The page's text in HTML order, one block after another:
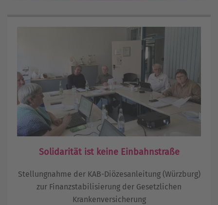
Solidarität ist keine Einbahnstraße
Stellungnahme der KAB-Diözesanleitung (Würzburg)
zur Finanzstabilisierung der Gesetzlichen
Krankenversicherung